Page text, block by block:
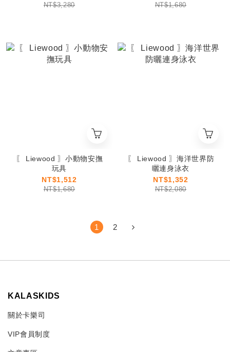
NT$3,280 NT$1,680
〖 Liewood 〗小動物安撫
玩具
NT$1,512
NT$1,680
〖 Liewood 〗海洋世界防
曬連身泳衣
NT$1,352
NT$2,080
1 2
KALASKIDS
關於卡樂司
VIP會員制度